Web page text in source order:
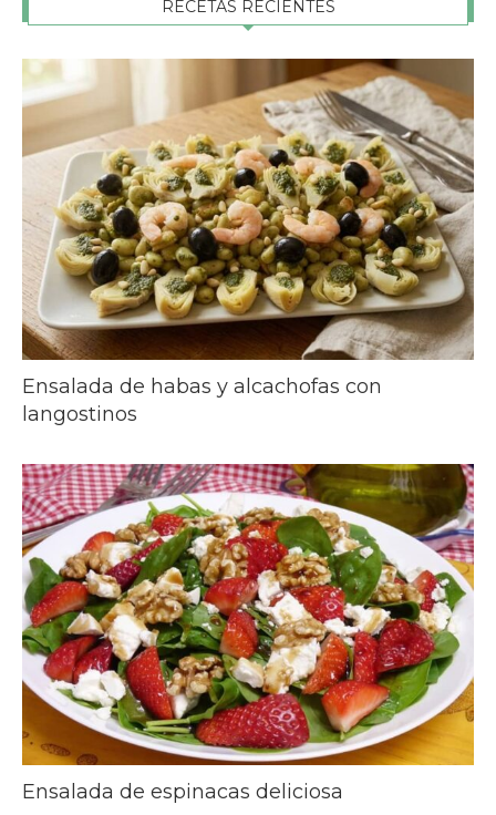
RECETAS RECIENTES
Ensalada de habas y alcachofas con
langostinos
Ensalada de espinacas deliciosa